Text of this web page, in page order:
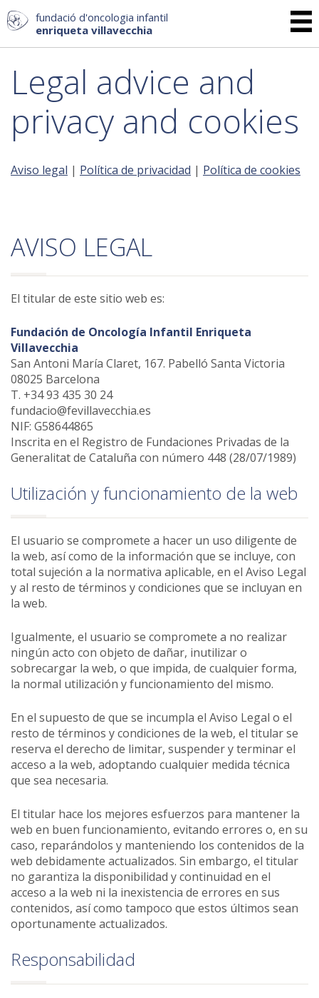
fundació d'oncologia infantil
enriqueta villavecchia
Legal advice and
privacy and cookies
Aviso legal | Política de privacidad | Política de cookies
AVISO LEGAL
El titular de este sitio web es:
Fundación de Oncología Infantil Enriqueta
Villavecchia
San Antoni María Claret, 167. Pabelló Santa Victoria
08025 Barcelona
T. +34 93 435 30 24
fundacio@fevillavecchia.es
NIF: G58644865
Inscrita en el Registro de Fundaciones Privadas de la
Generalitat de Cataluña con número 448 (28/07/1989)
Utilización y funcionamiento de la web
El usuario se compromete a hacer un uso diligente de
la web, así como de la información que se incluye, con
total sujeción a la normativa aplicable, en el Aviso Legal
y al resto de términos y condiciones que se incluyan en
la web.
Igualmente, el usuario se compromete a no realizar
ningún acto con objeto de dañar, inutilizar o
sobrecargar la web, o que impida, de cualquier forma,
la normal utilización y funcionamiento del mismo.
En el supuesto de que se incumpla el Aviso Legal o el
resto de términos y condiciones de la web, el titular se
reserva el derecho de limitar, suspender y terminar el
acceso a la web, adoptando cualquier medida técnica
que sea necesaria.
El titular hace los mejores esfuerzos para mantener la
web en buen funcionamiento, evitando errores o, en su
caso, reparándolos y manteniendo los contenidos de la
web debidamente actualizados. Sin embargo, el titular
no garantiza la disponibilidad y continuidad en el
acceso a la web ni la inexistencia de errores en sus
contenidos, así como tampoco que estos últimos sean
oportunamente actualizados.
Responsabilidad